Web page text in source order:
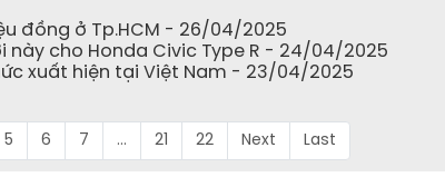
đồng ở Tp.HCM - 26/04/2025
cho Honda Civic Type R - 24/04/2025
xuất hiện tại Việt Nam - 23/04/2025
5 6 7 ... 21 22 Next Last